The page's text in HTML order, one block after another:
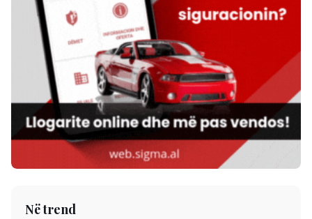
Në trend